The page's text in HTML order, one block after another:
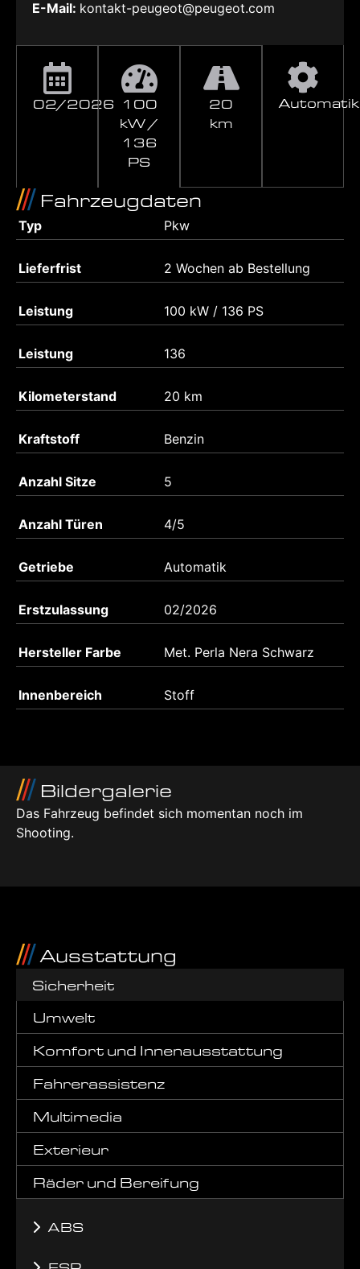
02/2026
100
kW /
136
PS
20
km
Automatik
Fahrzeugdaten
Typ Pkw
Lieferfrist 2 Wochen ab Bestellung
Leistung 100 kW / 136 PS
Leistung 136
Kilometerstand 20 km
Kraftstoff Benzin
Anzahl Sitze 5
Anzahl Türen 4/5
Getriebe Automatik
Erstzulassung 02/2026
Hersteller Farbe Met. Perla Nera Schwarz
Innenbereich Stoff
E-Mail: kontakt-peugeot@peugeot.com
Bildergalerie
Das Fahrzeug befindet sich momentan noch im
Shooting.
Ausstattung
Sicherheit
Umwelt
Komfort und Innenausstattung
Fahrerassistenz
Multimedia
Exterieur
Räder und Bereifung
ABS